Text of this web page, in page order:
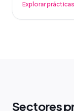
Explorar
Sectores